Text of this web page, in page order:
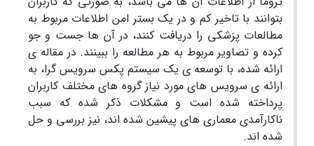
بتوانند با تاخیر کم و در یک بستر امن اطلاعات مربوط به
مطالعات پزشکی را دریافت کنند، در آن ها جست و جو
کرده و تصاویر مربوط به هر مطالعه را ببینند. در مقاله ی
ارائه شده، با توسعه ی یک سیستم پکس سرویس گرا، به
ارائه ی سرویس های مورد نیاز گروه های مختلف کاربران
پرداخته شده است و مشکلات ذکر شده که سبب
ناکارآمدی معماری های پیشین شده اند، نیز بررسی و حل
شده اند.